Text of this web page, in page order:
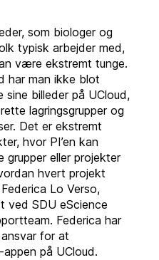
som biologer og
typisk arbejder med,
være ekstremt tunge.
har man ikke blot
sine billeder på UCloud,
lagringsgrupper og
Det er ekstremt
hvor PI’en kan
grupper eller projekter
hvert projekt
Lo Verso,
ved SDU eScience
Federica har
for at
på UCloud.